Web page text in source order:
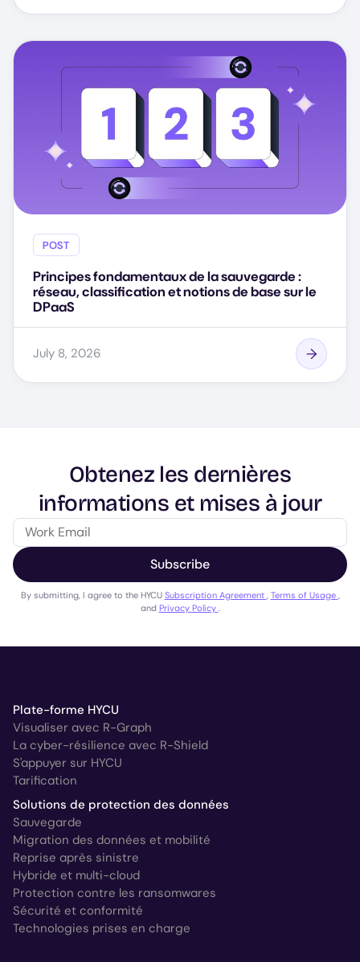
POST
Principes fondamentaux de la sauvegarde :
réseau, classification et notions de base sur le
DPaaS
July 8, 2026
Obtenez les dernières
informations et mises à jour
Subscribe
By submitting, I agree to the HYCU Subscription Agreement , Terms of Usage ,
and Privacy Policy .
Plate-forme HYCU
Visualiser avec R-Graph
La cyber-résilience avec R-Shield
S'appuyer sur HYCU
Tarification
Solutions de protection des données
Sauvegarde
Migration des données et mobilité
Reprise après sinistre
Hybride et multi-cloud
Protection contre les ransomwares
Sécurité et conformité
Technologies prises en charge